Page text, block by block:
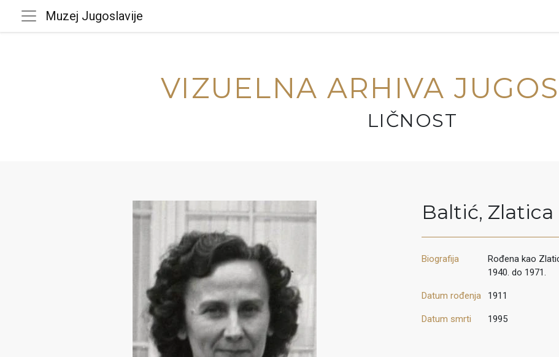
Muzej Jugoslavije
VIZUELNA ARHIVA
LIČNOST
Baltić, Zlatica
Biografija
Rođena kao
1940. do 1971.
Datum rođenja 1911
Datum smrti 1995